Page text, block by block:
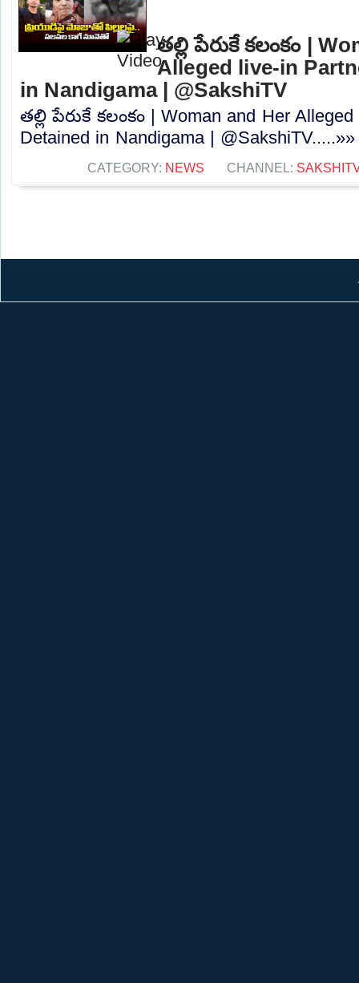
తల్లి పేరుకే కలంకం |
Alleged live-in
in Nandigama | @SakshiTV
తల్లి పేరుకే కలంకం | Woman and Her
Detained in Nandigama | @SakshiTV.....»»
CATEGORY: NEWS CHANNEL: